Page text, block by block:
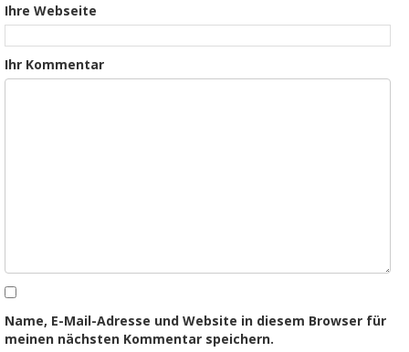
Ihre Webseite
Ihr Kommentar
Name, E-Mail-Adresse und Website in diesem Browser für
meinen nächsten Kommentar speichern.